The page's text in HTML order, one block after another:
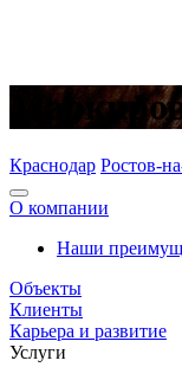
Краснодар Ростов-
О компании
Наши
Объекты
Клиенты
Карьера и развитие
Услуги